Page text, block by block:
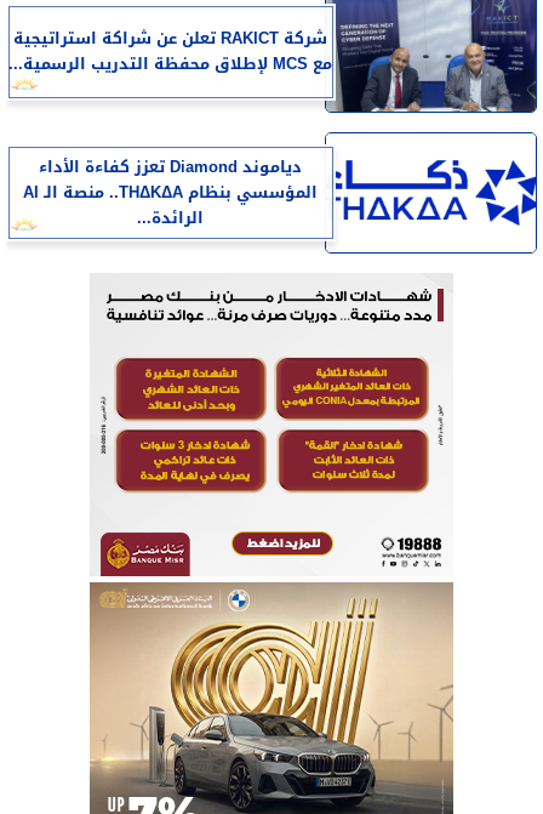
شركة RAKICT تعلن عن شراكة استراتيجية
مع MCS لإطلاق محفظة التدريب الرسمية...
دياموند Diamond تعزز كفاءة الأداء
المؤسسي بنظام THΔKΔA.. منصة الـ AI
الرائدة...